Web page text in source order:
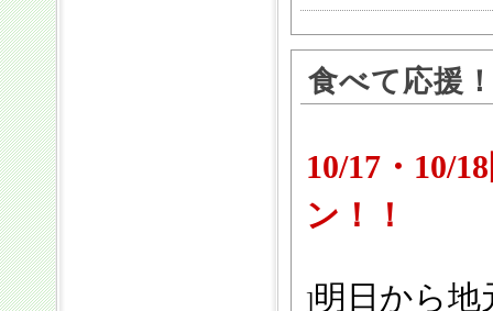
食べて応援
10/17・10/
ン！！
]明日から地